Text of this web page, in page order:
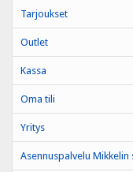
Tarjoukset
Outlet
Kassa
Oma tili
Yritys
Asennuspalvelu Mikkelin